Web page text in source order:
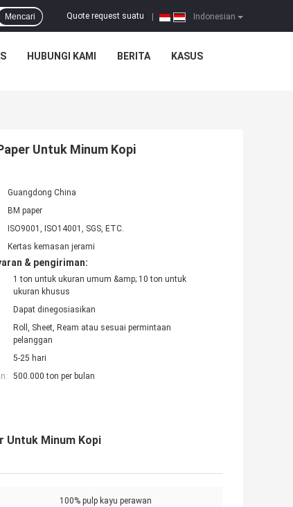
Indonesian
Quote request suatu
Mencari
HUBUNGI KAMI BERITA KASUS
Untuk Minum Kopi
Guangdong China
BM paper
ISO9001, ISO14001, SGS, ETC.
Kertas kemasan jerami
& pengiriman:
1 ton untuk ukuran umum &amp; 10 ton untuk
ukuran khusus
Dapat dinegosiasikan
Roll, Sheet, Ream atau sesuai permintaan
pelanggan
5-25 hari
500.000 ton per bulan
Untuk Minum Kopi
100% pulp kayu perawan